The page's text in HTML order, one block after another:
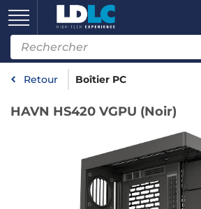
Retour Boîtier PC
HAVN HS420 VGPU (Noir)